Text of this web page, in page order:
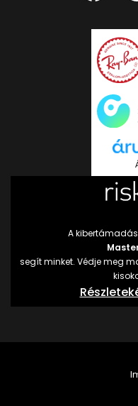
A
segít minket. Védje meg